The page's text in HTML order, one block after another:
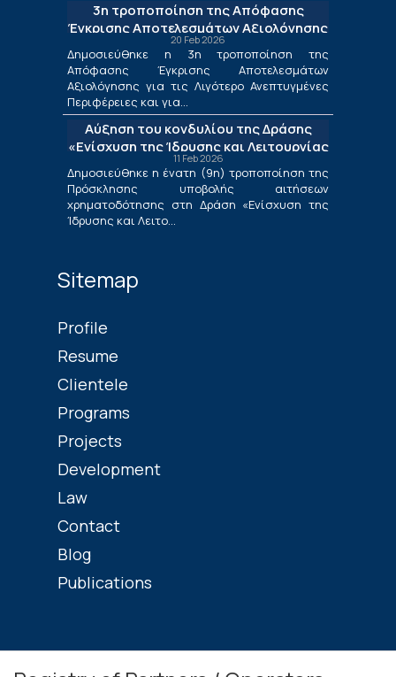
3η τροποποίηση της Απόφασης
Έγκρισης Αποτελεσμάτων Αξιολόγησης
για τις Λιγότερο Ανεπτυγμένες
Περιφέρειες και για τις Περιφέρειες
Μετάβασης στο πλαίσιο της Δράσης
«Ενίσχυση της Ίδρυσης και Λειτουργίας
Νέων Μικρομεσαίων Τουριστικών
Επιχειρήσεων»
20 Feb 2026
Δημοσιεύθηκε η 3η τροποποίηση της
Απόφασης Έγκρισης Αποτελεσμάτων
Αξιολόγησης για τις Λιγότερο Ανεπτυγμένες
Περιφέρειες και για...
Αύξηση του κονδυλίου της Δράσης
«Ενίσχυση της Ίδρυσης και Λειτουργίας
Νέων Μικρομεσαίων Τουριστικών
Επιχειρήσεων»
11 Feb 2026
Δημοσιεύθηκε η ένατη (9η) τροποποίηση της
Πρόσκλησης υποβολής αιτήσεων
χρηματοδότησης στη Δράση «Ενίσχυση της
Ίδρυσης και Λειτο...
Sitemap
Profile
Resume
Clientele
Programs
Projects
Development
Law
Contact
Blog
Publications